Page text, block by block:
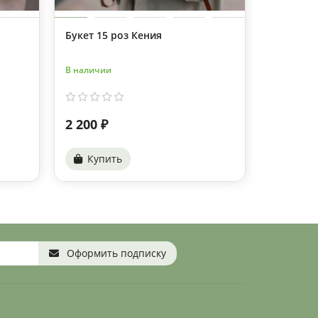
Букет 15 роз Кения
В наличии
2 200 ₽
Купить
Оформить подписку